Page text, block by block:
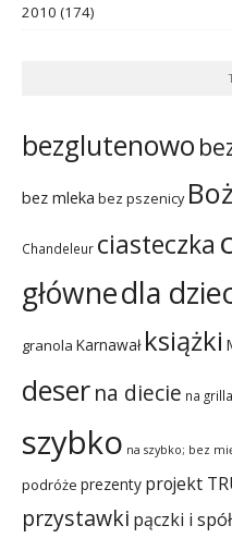
2010 (174)
bezglutenowo
bez mleka bez pszenicy
Chandeleur ciasteczka
głównedla
granola Karnawał książki
deserna diecie na grilla
szybko na szybko; bez
podróże prezenty projekt
przystawki pączki i